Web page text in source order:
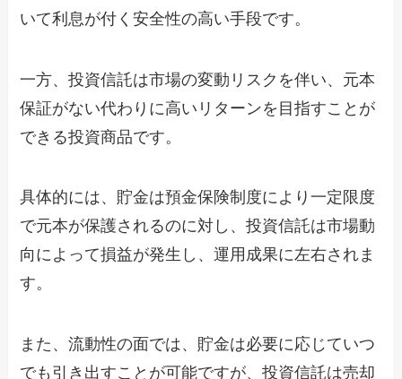
いて利息が付く安全性の高い手段です。
一方、投資信託は市場の変動リスクを伴い、元本
保証がない代わりに高いリターンを目指すことが
できる投資商品です。
具体的には、貯金は預金保険制度により一定限度
で元本が保護されるのに対し、投資信託は市場動
向によって損益が発生し、運用成果に左右されま
す。
また、流動性の面では、貯金は必要に応じていつ
でも引き出すことが可能ですが、投資信託は売却